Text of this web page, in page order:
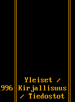
Yleiset /
Kirjallisuus
/ Tiedostot